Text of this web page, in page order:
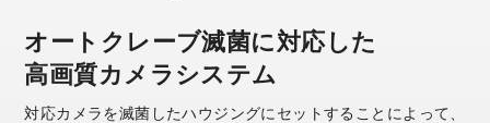
オートクレーブ滅菌に対応した
高画質カメラシステム
対応カメラを滅菌したハウジングにセットすることによって、